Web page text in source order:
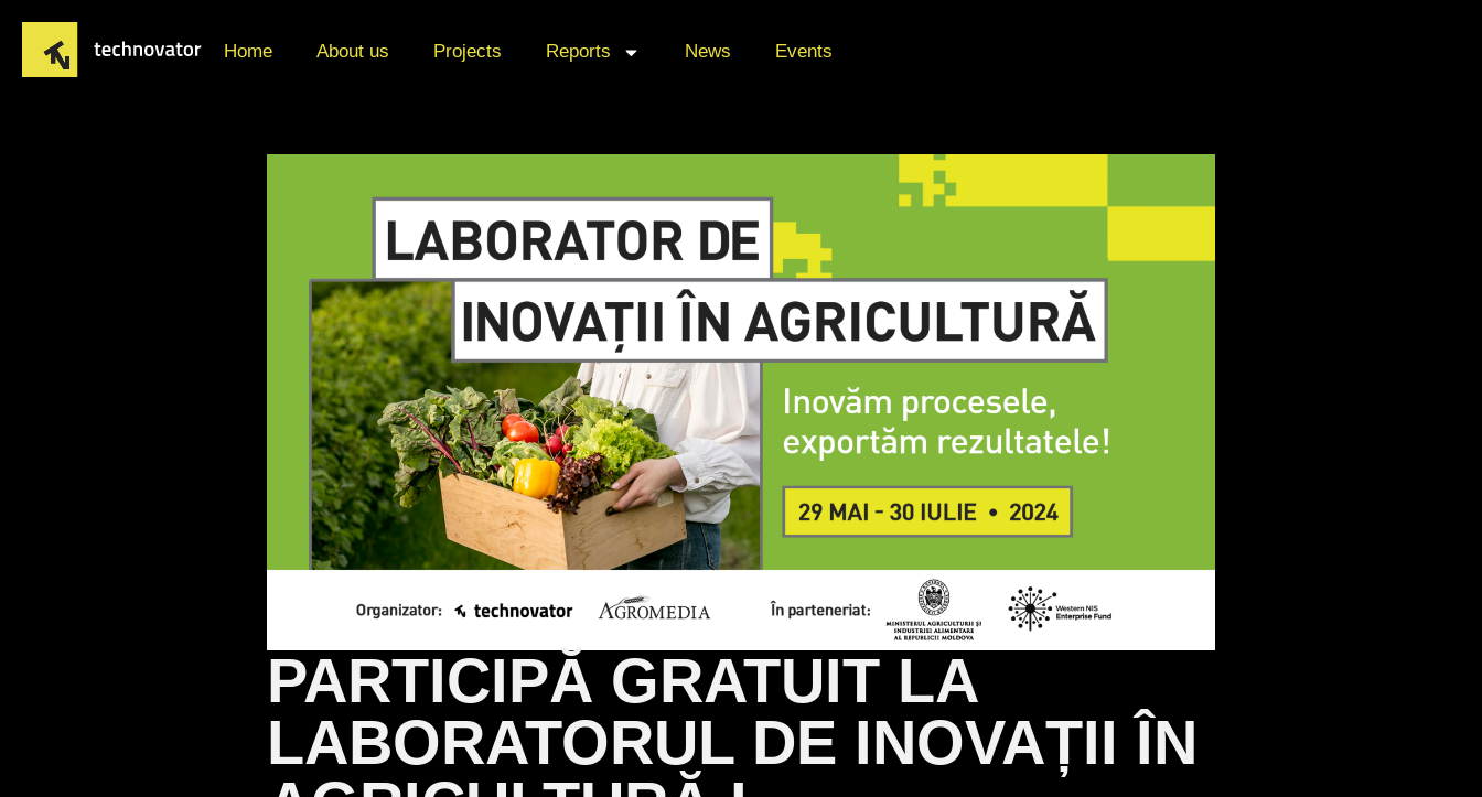
Home About us Projects Reports News Events
PARTICIPĂ GRATUIT LA
LABORATORUL DE INOVAȚII ÎN